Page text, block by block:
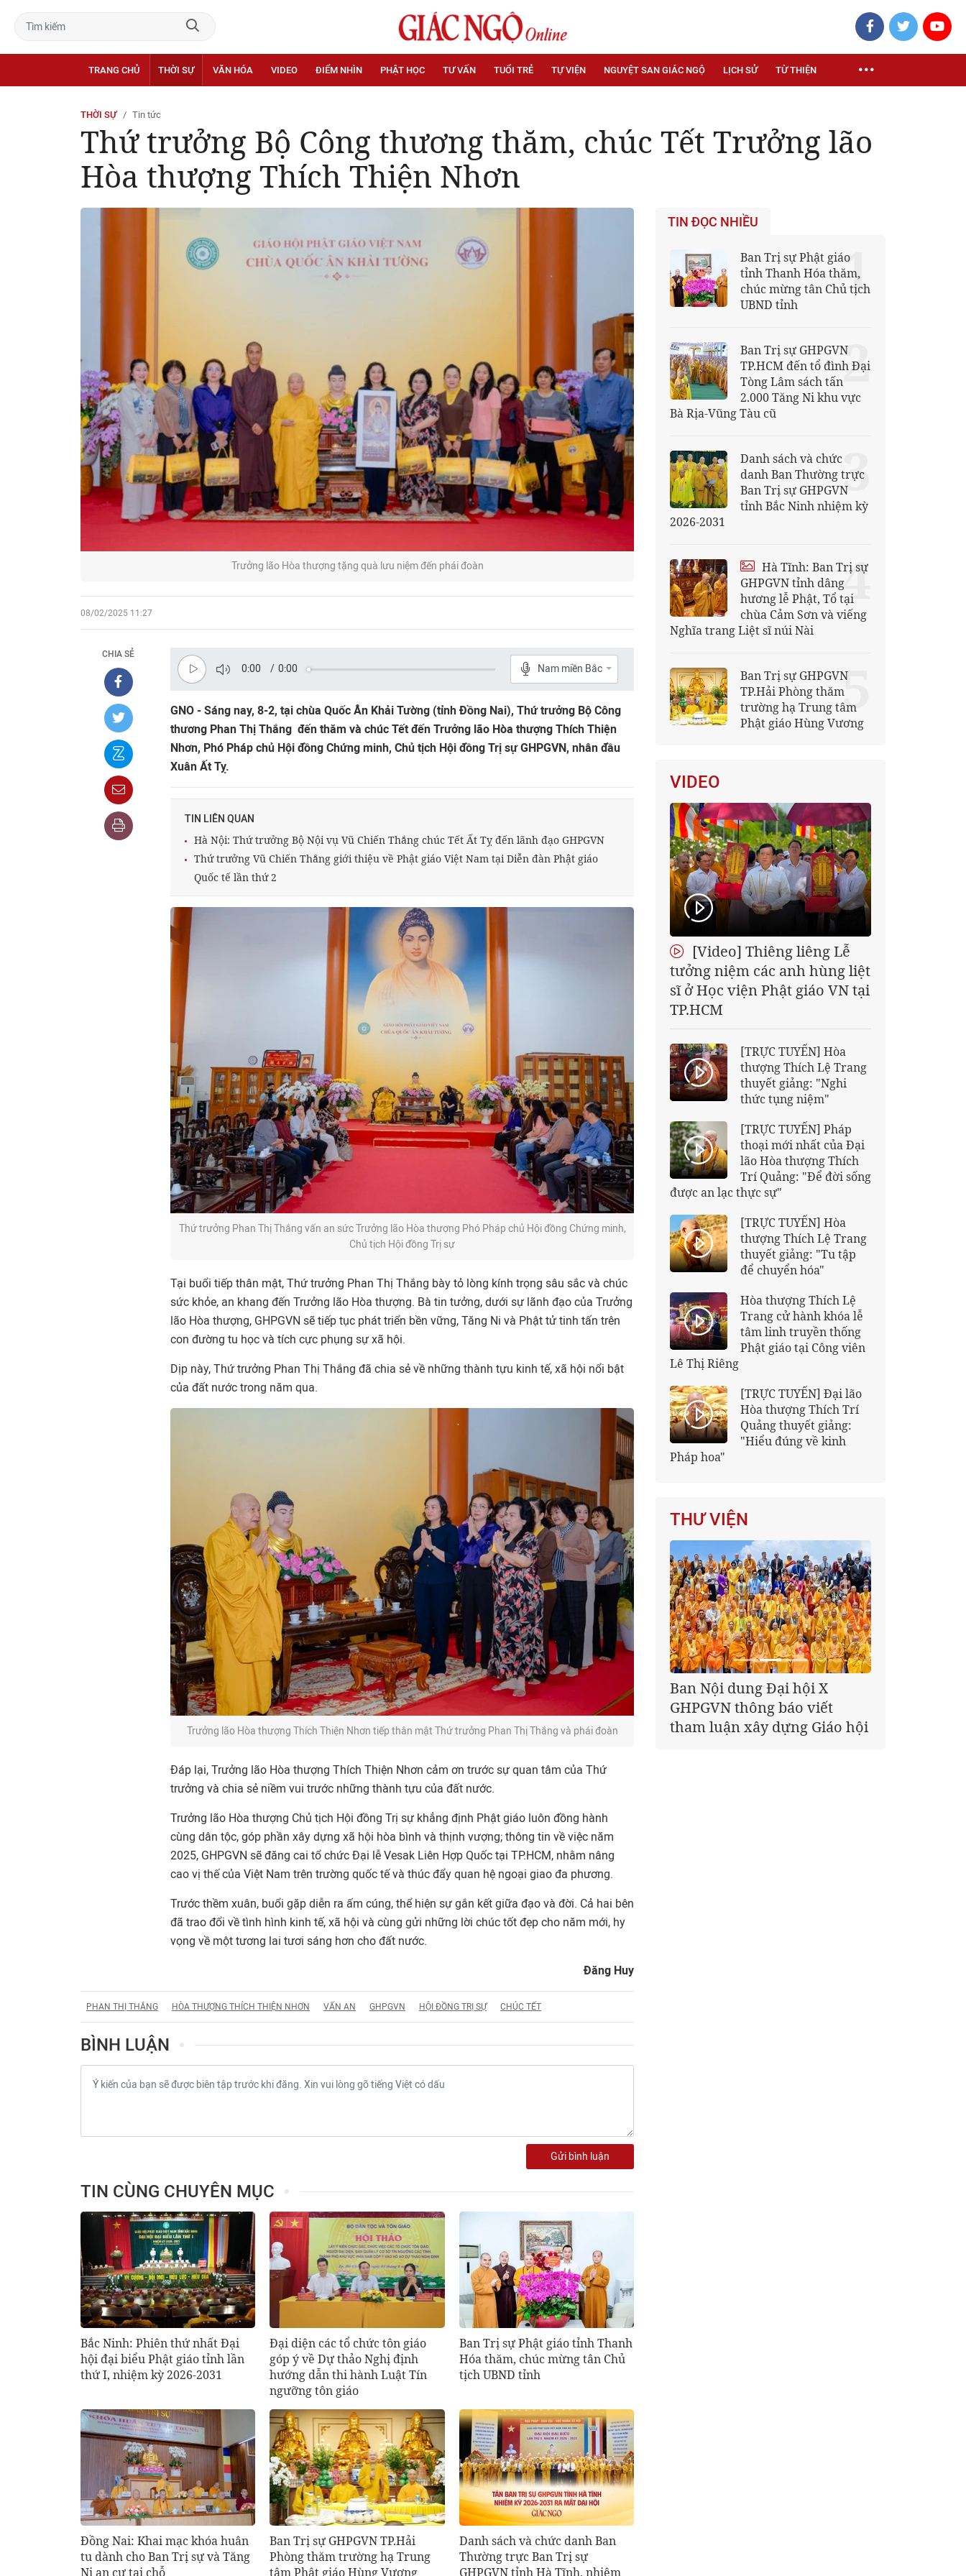
TRANG CHỦ THỜI SỰ VĂN HÓA VIDEO ĐIỂM NHÌN PHẬT HỌC TƯ VẤN TUỔI TRẺ TỰ VIỆN NGUYỆT SAN GIÁC NGỘ LỊCH SỬ TỪ THIỆN
THỜI SỰ Tin tức
Thứ trưởng Bộ Công thương thăm, chúc Tết Trưởng lão
Hòa thượng Thích Thiện Nhơn
Trưởng lão Hòa thượng tặng quà lưu niệm đến phái đoàn
08/02/2025 11:27
CHIA SẺ
0:00 / 0:00 Nam miền Bắc
GNO - Sáng nay, 8-2, tại chùa Quốc Ân Khải Tường (tỉnh Đồng Nai), Thứ trưởng Bộ Công
thương Phan Thị Thắng đến thăm và chúc Tết đến Trưởng lão Hòa thượng Thích Thiện
Nhơn, Phó Pháp chủ Hội đồng Chứng minh, Chủ tịch Hội đồng Trị sự GHPGVN, nhân đầu
Xuân Ất Tỵ.
TIN LIÊN QUAN
Hà Nội: Thứ trưởng Bộ Nội vụ Vũ Chiến Thắng chúc Tết Ất Tỵ đến lãnh đạo GHPGVN
Thứ trưởng Vũ Chiến Thắng giới thiệu về Phật giáo Việt Nam tại Diễn đàn Phật giáo
Quốc tế lần thứ 2
Thứ trưởng Phan Thị Thắng vấn an sức Trưởng lão Hòa thượng Phó Pháp chủ Hội đồng Chứng minh,
Chủ tịch Hội đồng Trị sự
Tại buổi tiếp thân mật, Thứ trưởng Phan Thị Thắng bày tỏ lòng kính trọng sâu sắc và chúc
sức khỏe, an khang đến Trưởng lão Hòa thượng. Bà tin tưởng, dưới sự lãnh đạo của Trưởng
lão Hòa thượng, GHPGVN sẽ tiếp tục phát triển bền vững, Tăng Ni và Phật tử tinh tấn trên
con đường tu học và tích cực phụng sự xã hội.
Dịp này, Thứ trưởng Phan Thị Thắng đã chia sẻ về những thành tựu kinh tế, xã hội nổi bật
của đất nước trong năm qua.
Trưởng lão Hòa thượng Thích Thiện Nhơn tiếp thân mật Thứ trưởng Phan Thị Thắng và phái đoàn
Đáp lại, Trưởng lão Hòa thượng Thích Thiện Nhơn cảm ơn trước sự quan tâm của Thứ
trưởng và chia sẻ niềm vui trước những thành tựu của đất nước.
Trưởng lão Hòa thượng Chủ tịch Hội đồng Trị sự khẳng định Phật giáo luôn đồng hành
cùng dân tộc, góp phần xây dựng xã hội hòa bình và thịnh vượng; thông tin về việc năm
2025, GHPGVN sẽ đăng cai tổ chức Đại lễ Vesak Liên Hợp Quốc tại TP.HCM, nhằm nâng
cao vị thế của Việt Nam trên trường quốc tế và thúc đẩy quan hệ ngoại giao đa phương.
Trước thềm xuân, buổi gặp diễn ra ấm cúng, thể hiện sự gắn kết giữa đạo và đời. Cả hai bên
đã trao đổi về tình hình kinh tế, xã hội và cùng gửi những lời chúc tốt đẹp cho năm mới, hy
vọng về một tương lai tươi sáng hơn cho đất nước.
Đăng Huy
PHAN THỊ THẮNG HÒA THƯỢNG THÍCH THIỆN NHƠN VẤN AN GHPGVN HỘI ĐỒNG TRỊ SỰ CHÚC TẾT
BÌNH LUẬN
Gửi bình luận
TIN CÙNG CHUYÊN MỤC
Bắc Ninh: Phiên thứ nhất Đại
hội đại biểu Phật giáo tỉnh lần
thứ I, nhiệm kỳ 2026-2031
Đại diện các tổ chức tôn giáo
góp ý về Dự thảo Nghị định
hướng dẫn thi hành Luật Tín
ngưỡng tôn giáo
Ban Trị sự Phật giáo tỉnh Thanh
Hóa thăm, chúc mừng tân Chủ
tịch UBND tỉnh
Đồng Nai: Khai mạc khóa huân
tu dành cho Ban Trị sự và Tăng
Ni an cư tại chỗ
Ban Trị sự GHPGVN TP.Hải
Phòng thăm trường hạ Trung
tâm Phật giáo Hùng Vương
Danh sách và chức danh Ban
Thường trực Ban Trị sự
GHPGVN tỉnh Hà Tĩnh, nhiệm
TIN ĐỌC NHIỀU
Ban Trị sự Phật giáo
tỉnh Thanh Hóa thăm,
chúc mừng tân Chủ tịch
UBND tỉnh
1
Ban Trị sự GHPGVN
TP.HCM đến tổ đình Đại
Tòng Lâm sách tấn
2.000 Tăng Ni khu vực
Bà Rịa-Vũng Tàu cũ
2
Danh sách và chức
danh Ban Thường trực
Ban Trị sự GHPGVN
tỉnh Bắc Ninh nhiệm kỳ
2026-2031
3
Hà Tĩnh: Ban Trị sự
GHPGVN tỉnh dâng
hương lễ Phật, Tổ tại
chùa Cảm Sơn và viếng
Nghĩa trang Liệt sĩ núi Nài
4
Ban Trị sự GHPGVN
TP.Hải Phòng thăm
trường hạ Trung tâm
Phật giáo Hùng Vương
5
VIDEO
[Video] Thiêng liêng Lễ
tưởng niệm các anh hùng liệt
sĩ ở Học viện Phật giáo VN tại
TP.HCM
[TRỰC TUYẾN] Hòa
thượng Thích Lệ Trang
thuyết giảng: "Nghi
thức tụng niệm"
[TRỰC TUYẾN] Pháp
thoại mới nhất của Đại
lão Hòa thượng Thích
Trí Quảng: "Để đời sống
được an lạc thực sự"
[TRỰC TUYẾN] Hòa
thượng Thích Lệ Trang
thuyết giảng: "Tu tập
để chuyển hóa"
Hòa thượng Thích Lệ
Trang cử hành khóa lễ
tâm linh truyền thống
Phật giáo tại Công viên
Lê Thị Riêng
[TRỰC TUYẾN] Đại lão
Hòa thượng Thích Trí
Quảng thuyết giảng:
"Hiểu đúng về kinh
Pháp hoa"
THƯ VIỆN
Giáo hội kêu gọi Tăng Ni,
Phật tử cả nước thể hiện tấm
lòng tri ân trọn vẹn nghĩa